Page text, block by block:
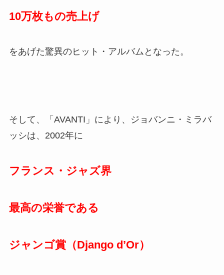
10万枚もの売上げ
をあげた驚異のヒット・アルバムとなった。
そして、「AVANTI」により、ジョバンニ・ミラバ
ッシは、2002年に
フランス・ジャズ界
最高の栄誉である
ジャンゴ賞（Django d’Or）